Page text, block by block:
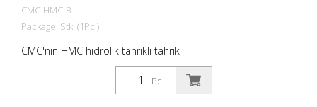
CMC-HMC-B
Package: Stk. (1Pc.)
CMC'nin HMC hidrolik tahrikli tahrik
arabası ile üretkenliğinizi artırın. Bu,
arkadan çekmeli yol işaretleme
makinenizin arkasına veya ATT'nin yol
Pc.